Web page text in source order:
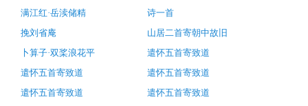
释
译
文
+原
著
推
荐
满江红·岳渎储精
诗一首
挽刘省庵
山居二首寄朝中故旧
卜算子·双桨浪花平
遣怀五首寄致道
遣怀五首寄致道
遣怀五首寄致道
遣怀五首寄致道
遣怀五首寄致道